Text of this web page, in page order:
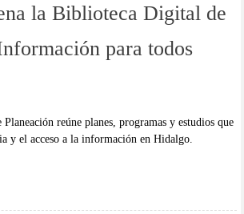
la Biblioteca Digital de
para todos
reúne planes, programas y estudios que
y el acceso a la información en Hidalgo.